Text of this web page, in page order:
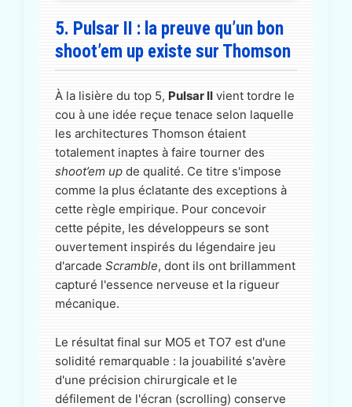
5. Pulsar II : la preuve qu’un bon
shoot’em up existe sur Thomson
À la lisière du top 5, Pulsar II vient tordre le
cou à une idée reçue tenace selon laquelle
les architectures Thomson étaient
totalement inaptes à faire tourner des
shoot’em up de qualité. Ce titre s'impose
comme la plus éclatante des exceptions à
cette règle empirique. Pour concevoir
cette pépite, les développeurs se sont
ouvertement inspirés du légendaire jeu
d'arcade Scramble, dont ils ont brillamment
capturé l'essence nerveuse et la rigueur
mécanique.
Le résultat final sur MO5 et TO7 est d'une
solidité remarquable : la jouabilité s'avère
d'une précision chirurgicale et le
défilement de l'écran (scrolling) conserve